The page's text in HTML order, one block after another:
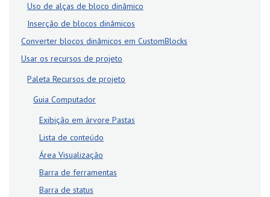
Uso de alças de bloco dinâmico
Inserção de blocos dinâmicos
Converter blocos dinâmicos em CustomBlocks
Usar os recursos de projeto
Paleta Recursos de projeto
Guia Computador
Exibição em árvore Pastas
Lista de conteúdo
Área Visualização
Barra de ferramentas
Barra de status